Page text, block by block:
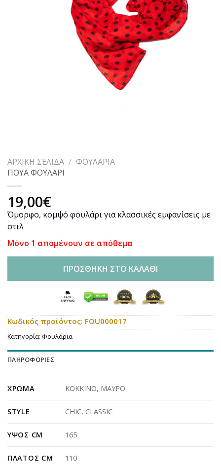
ΑΡΧΙΚΉ ΣΕΛΊΔΑ / ΦΟΥΛΆΡΙΑ
ΠΟΥΑ ΦΟΥΛΑΡΙ
19,00€
Όμορφο, κομψό φουλάρι για κλασσικές εμφανίσεις με
στιλ
Μόνο 1 απομένουν σε απόθεμα
ΠΡΟΣΘΉΚΗ ΣΤΟ ΚΑΛΆΘΙ
Κωδικός προϊόντος: FOU000017
Κατηγορία: Φουλάρια
ΠΛΗΡΟΦΟΡΊΕΣ
ΧΡΏΜΑ ΚΟΚΚΙΝΟ, ΜΑΥΡΟ
STYLE CHIC, CLASSIC
ΎΨΟΣ CM 165
ΠΛΆΤΟΣ CM 110